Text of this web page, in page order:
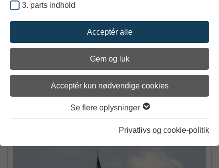
3. parts indhold
Acceptér alle
Gem og luk
Acceptér kun nødvendige cookies
Se flere oplysninger
Privatlivs og cookie-politik
Kl. 20:05: OTTAR har startet påhængsmotoren. Kurs mod
Oprettet af Rikke Tørnsø Johansen
Følg Ottar på Facebook